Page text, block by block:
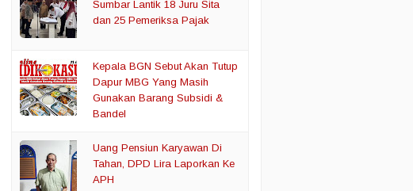
Sumbar Lantik 18 Juru Sita
dan 25 Pemeriksa Pajak
Kepala BGN Sebut Akan Tutup
Dapur MBG Yang Masih
Gunakan Barang Subsidi &
Bandel
Uang Pensiun Karyawan Di
Tahan, DPD Lira Laporkan Ke
APH